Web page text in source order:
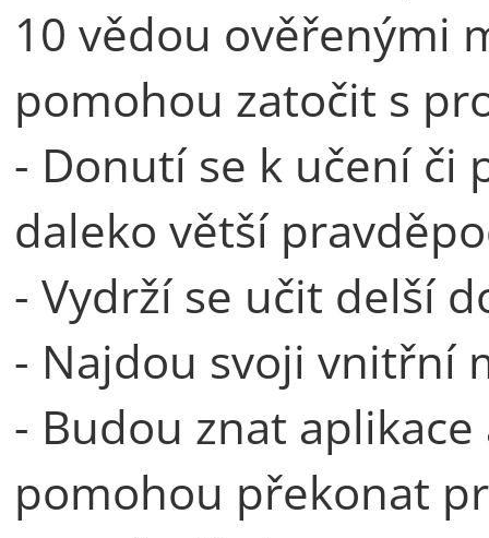
10 vědou ověřenými
pomohou zatočit s
- Donutí se k učení či
daleko větší
- Vydrží se učit delší
- Najdou svoji vnitřní
- Budou znat
pomohou překonat